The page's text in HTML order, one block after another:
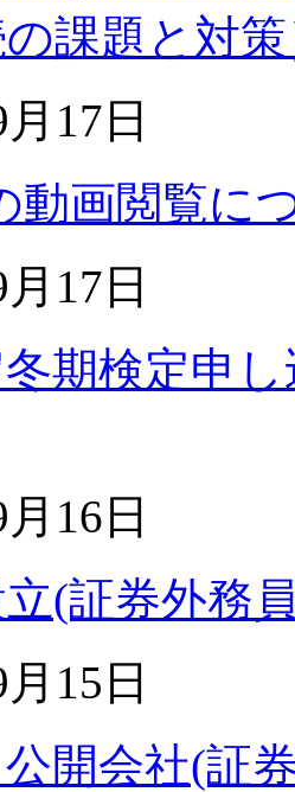
課題と対
17日
動画閲覧に
17日
期検定申
16日
(証券外務
15日
開会社(証